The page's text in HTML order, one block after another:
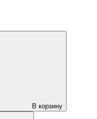
В корзину